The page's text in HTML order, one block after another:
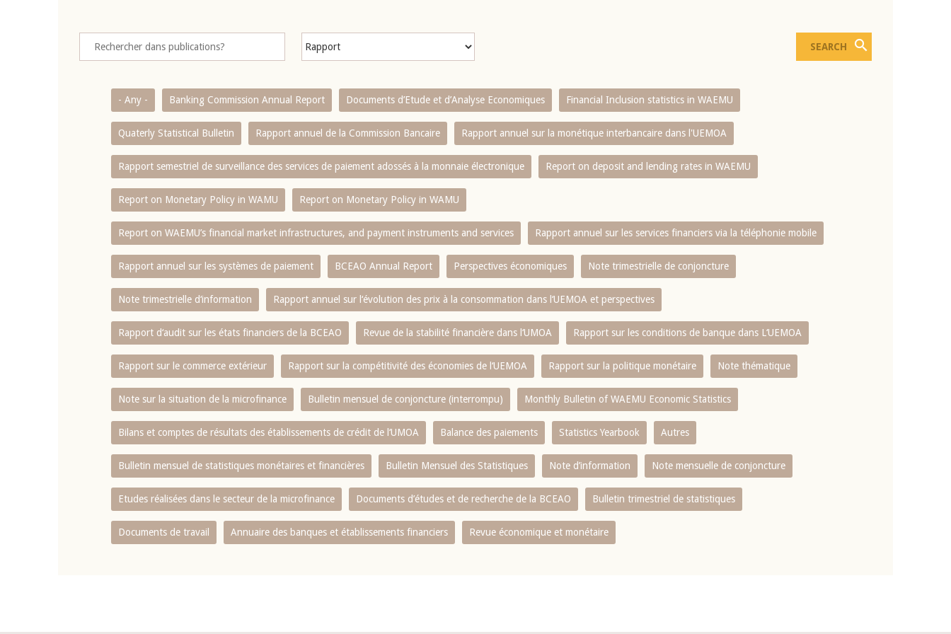
- Any - Banking Commission Annual Report Documents d’Etude et d’Analyse Economiques Financial Inclusion statistics in WAEMU
Quaterly Statistical Bulletin Rapport annuel de la Commission Bancaire Rapport annuel sur la monétique interbancaire dans l'UEMOA
Rapport semestriel de surveillance des services de paiement adossés à la monnaie électronique Report on deposit and lending rates in WAEMU
Report on Monetary Policy in WAMU Report on Monetary Policy in WAMU
Report on WAEMU’s financial market infrastructures, and payment instruments and services Rapport annuel sur les services financiers via la téléphonie mobile
Rapport annuel sur les systèmes de paiement BCEAO Annual Report Perspectives économiques Note trimestrielle de conjoncture
Note trimestrielle d‘information Rapport annuel sur l‘évolution des prix à la consommation dans l‘UEMOA et perspectives
Rapport d‘audit sur les états financiers de la BCEAO Revue de la stabilité financière dans l‘UMOA Rapport sur les conditions de banque dans L‘UEMOA
Rapport sur le commerce extérieur Rapport sur la compétitivité des économies de l‘UEMOA Rapport sur la politique monétaire Note thématique
Note sur la situation de la microfinance Bulletin mensuel de conjoncture (interrompu) Monthly Bulletin of WAEMU Economic Statistics
Bilans et comptes de résultats des établissements de crédit de l‘UMOA Balance des paiements Statistics Yearbook Autres
Bulletin mensuel de statistiques monétaires et financières Bulletin Mensuel des Statistiques Note d’information Note mensuelle de conjoncture
Etudes réalisées dans le secteur de la microfinance Documents d’études et de recherche de la BCEAO Bulletin trimestriel de statistiques
Documents de travail Annuaire des banques et établissements financiers Revue économique et monétaire